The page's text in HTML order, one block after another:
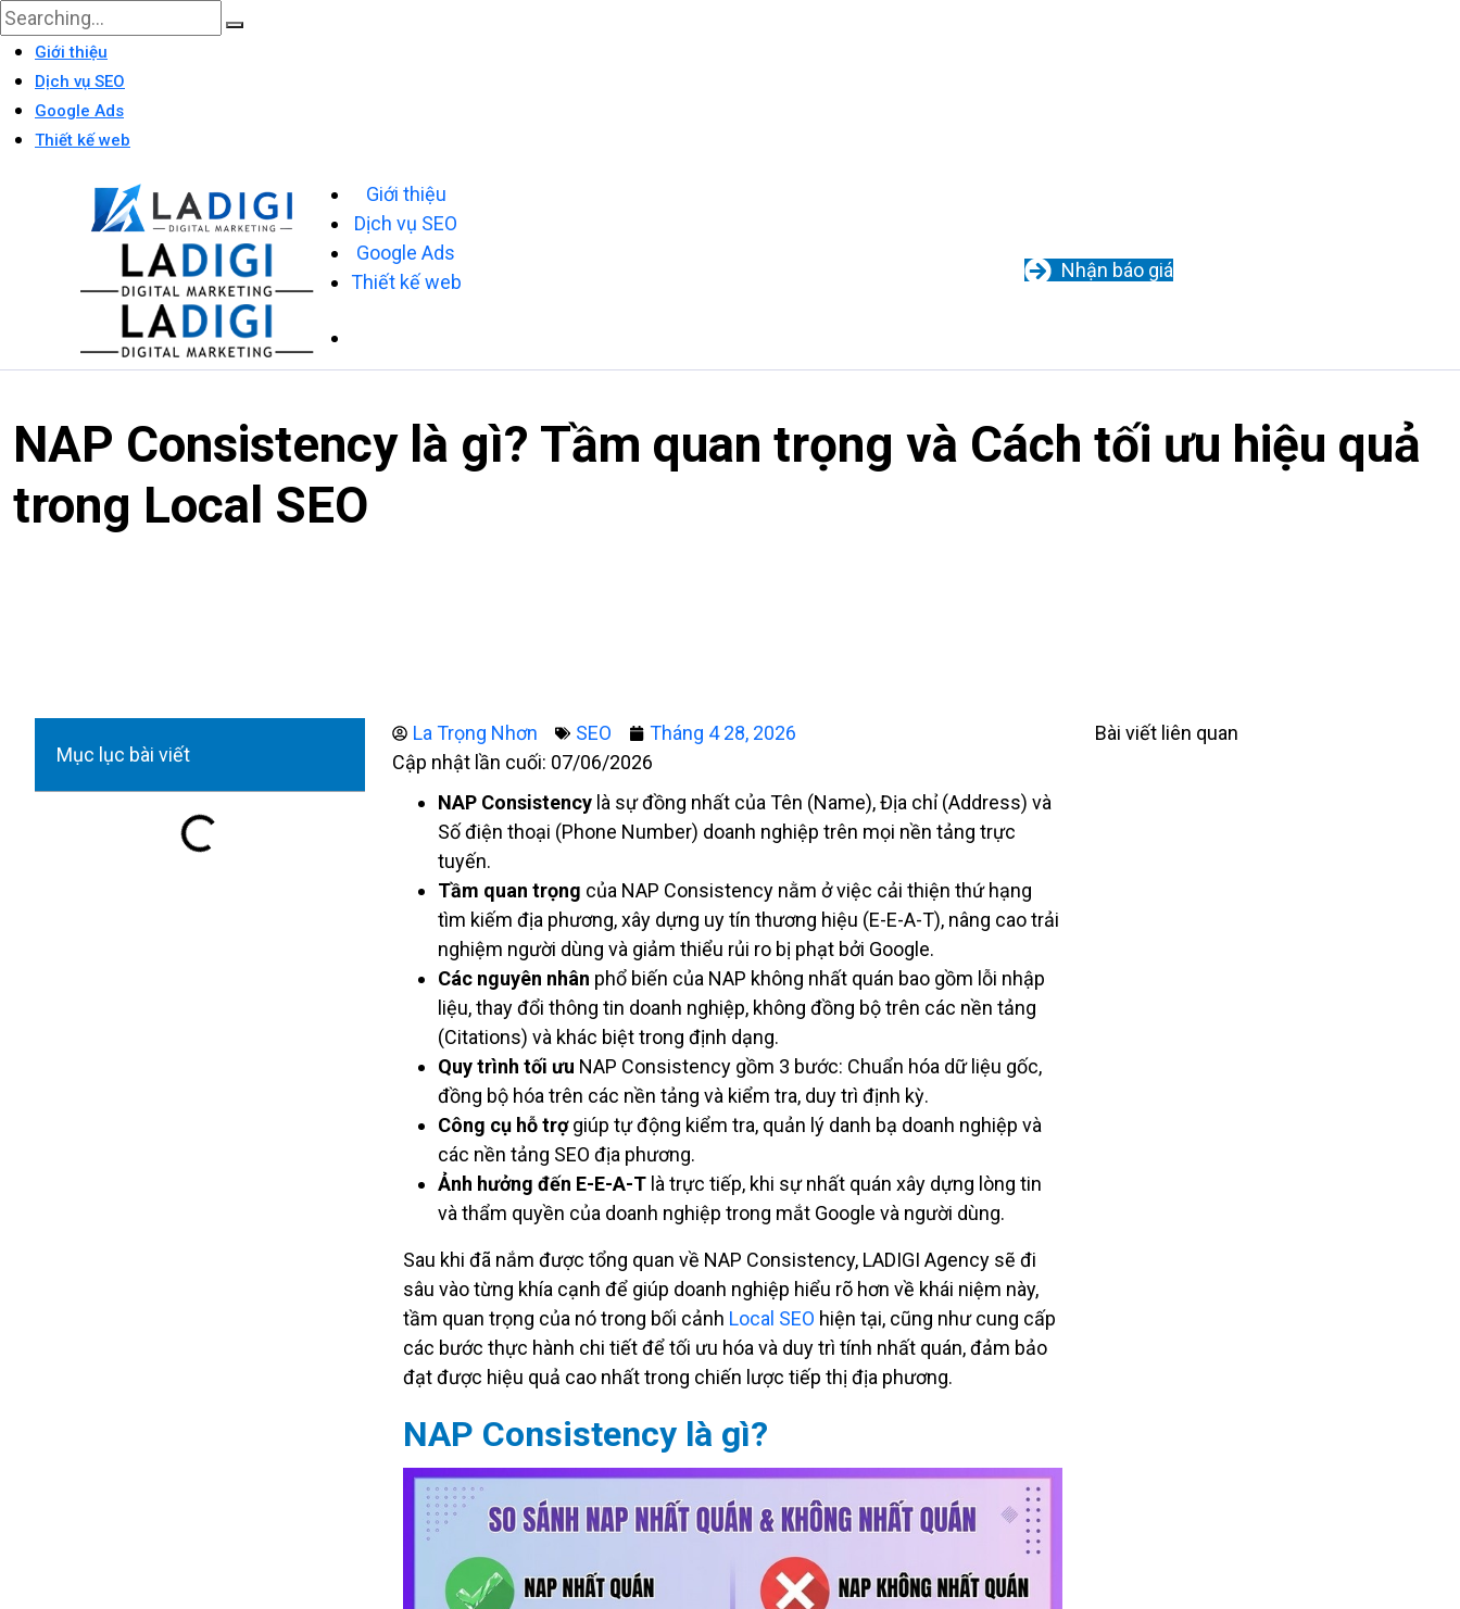
Giới thiệu
Dịch vụ SEO
Google Ads
Thiết kế web
Giới thiệu
Dịch vụ SEO
Google Ads
Thiết kế web
Nhận báo giá
NAP Consistency là gì? Tầm quan trọng và Cách tối ưu hiệu quả
trong Local SEO
Mục lục bài viết
La Trọng Nhơn SEO
Tháng 4 28, 2026
Cập nhật lần cuối: 07/06/2026
NAP Consistencylà sự đồng nhất của Tên (Name), Địa chỉ (Address) và
Số điện thoại (Phone Number) doanh nghiệp trên mọi nền tảng trực
tuyến.
Tầm quan trọng của NAP Consistency nằm ở việc cải thiện thứ hạng
tìm kiếm địa phương, xây dựng uy tín thương hiệu (E-E-A-T), nâng cao trải
nghiệm người dùng và giảm thiểu rủi ro bị phạt bởi Google.
Các nguyên nhân phổ biến của NAP không nhất quán bao gồm lỗi nhập
liệu, thay đổi thông tin doanh nghiệp, không đồng bộ trên các nền tảng
(Citations) và khác biệt trong định dạng.
Quy trình tối ưu NAP Consistency gồm 3 bước: Chuẩn hóa dữ liệu gốc,
đồng bộ hóa trên các nền tảng và kiểm tra, duy trì định kỳ.
Công cụ hỗ trợgiúp tự động kiểm tra, quản lý danh bạ doanh nghiệp và
các nền tảng SEO địa phương.
Ảnh hưởng đến E-E-A-Tlà trực tiếp, khi sự nhất quán xây dựng lòng tin
và thẩm quyền của doanh nghiệp trong mắt Google và người dùng.
Sau khi đã nắm được tổng quan về NAP Consistency, LADIGI Agency sẽ đi
sâu vào từng khía cạnh để giúp doanh nghiệp hiểu rõ hơn về khái niệm này,
tầm quan trọng của nó trong bối cảnh Local SEO hiện tại, cũng như cung cấp
các bước thực hành chi tiết để tối ưu hóa và duy trì tính nhất quán, đảm bảo
đạt được hiệu quả cao nhất trong chiến lược tiếp thị địa phương.
NAP Consistency là gì?
Bài viết liên quan